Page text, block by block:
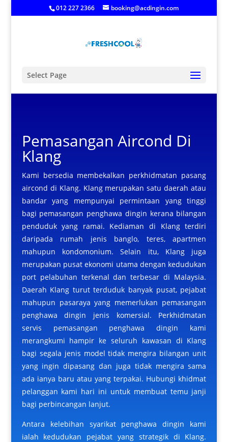
012 227 2366 booking@acdingin.com
Select Page
Pemasangan Aircond Di
Klang
Kami bersedia membekalkan perkhidmatan pasang
aircond di Klang. Klang merupakan satu daerah atau
bandar yang mempunyai permintaan yang tinggi
bagi pemasangan penghawa dingin kerana bilangan
penduduk yang ramai. Kediaman di Klang terdiri
daripada rumah jenis banglo, teres, apartmen
mahupun kondomonium. Selain itu, Klang juga
merupakan pusat ekonomi utama dengan kedudukan
port pelabuhan terkenal dan terbesar di Malaysia.
Daerah Klang turut terduduk banyak pusat, pejabat
mahupun pasaraya yang memerlukan pemasangan
penghawa dingin jenis komersial. Perkhidmatan
servis pemasangan penghawa dingin kami
merangkumi hampir ke seluruh kawasan di Klang
bagi segala jenis model tidak mengira bilangan unit
yang ingin dipasang dan juga tidak mengira sama
ada ianya baru atau yang terpakai. Hubungi khidmat
pelanggan kami hari ini untuk membuat temu janji
bagi perbincangan lanjut.
Antara kelebihan syarikat penghawa dingin kami
ialah kedudukan pejabat yang strategik di Klang.